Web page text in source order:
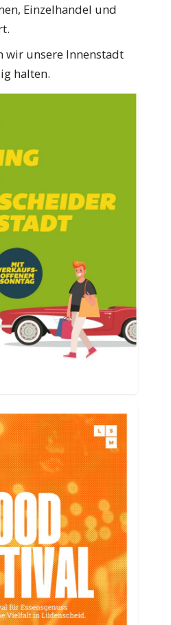
Einzelhandel und
wir unsere Innenstadt
halten.